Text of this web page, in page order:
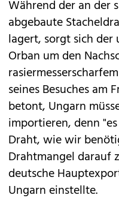
Während der an der
abgebaute
lagert, sorgt sich
Orban um den
seines Besuches am
betont, Ungarn
importieren, denn
Draht, wie wir
Drahtmangel darauf
deutsche
Ungarn einstellte.